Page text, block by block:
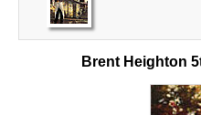
Brent Heighton